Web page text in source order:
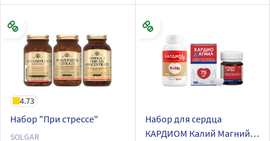
4.73
Набор "При стрессе"
SOLGAR
Набор для сердца
КАРДИОМ Калий Магний